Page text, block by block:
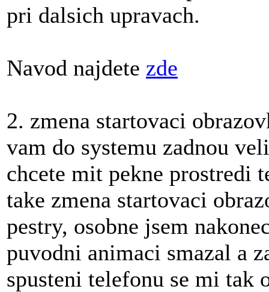
pri dalsich upravach.
Navod najdete zde
2. zmena startovaci
vam do systemu zadnou
chcete mit pekne prostredi
take zmena startovaci
pestry, osobne jsem
puvodni animaci smazal a
spusteni telefonu se mi tak